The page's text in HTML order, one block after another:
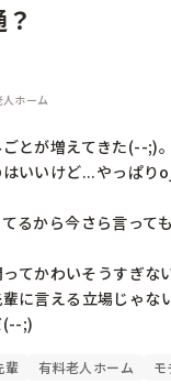
ホーム
とが増えてきた(--;)。
いいけど...やっぱり
るから今さら言って
てかわいそうすぎな
に言える立場じゃな
(--;)
輩 有料老人ホーム モ